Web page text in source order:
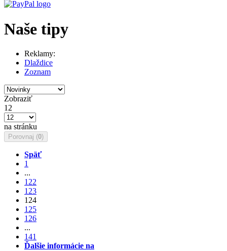
Naše tipy
Reklamy:
Dlaždice
Zoznam
Zobraziť
12
na stránku
Porovnaj (0)
Späť
1
...
122
123
124
125
126
...
141
Ďalšie informácie na